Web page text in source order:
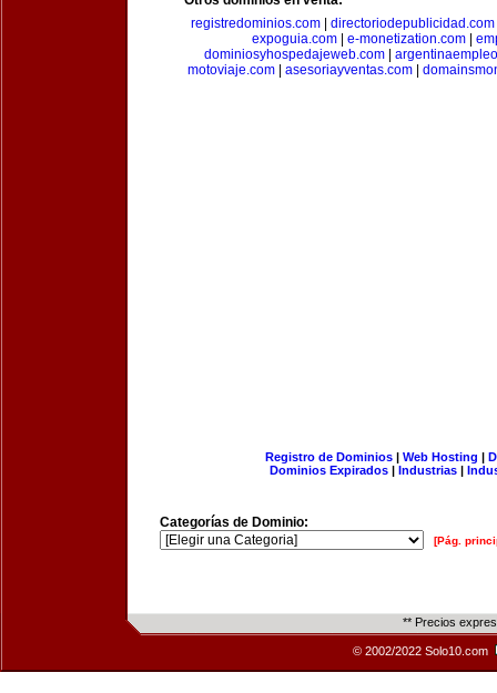
registredominios.com| directoriodepublicidad.com
expoguia.com| e-monetization.com|
dominiosyhospedajeweb.com
motoviaje.com
asesoriayventas.com
Registro de Dominios| Web Hosting |
Dominios Expirados | Industrias |
Categorías de Dominio:
[Pág.
** Precios
© 2002/2022 Solo10.com